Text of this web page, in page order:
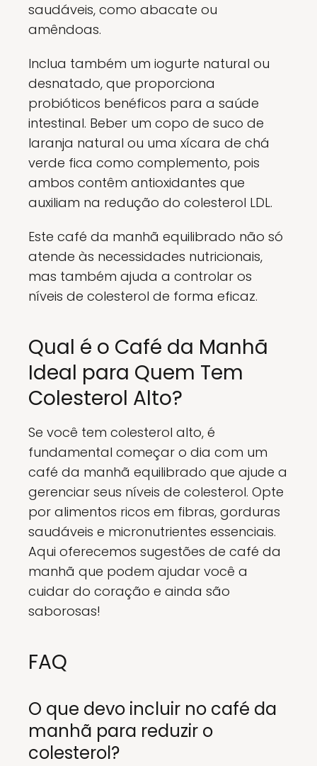
saudáveis, como abacate ou
amêndoas.
Inclua também um iogurte natural ou
desnatado, que proporciona
probióticos benéficos para a saúde
intestinal. Beber um copo de suco de
laranja natural ou uma xícara de chá
verde fica como complemento, pois
ambos contêm antioxidantes que
auxiliam na redução do colesterol LDL.
Este café da manhã equilibrado não só
atende às necessidades nutricionais,
mas também ajuda a controlar os
níveis de colesterol de forma eficaz.
Qual é o Café da Manhã
Ideal para Quem Tem
Colesterol Alto?
Se você tem colesterol alto, é
fundamental começar o dia com um
café da manhã equilibrado que ajude a
gerenciar seus níveis de colesterol. Opte
por alimentos ricos em fibras, gorduras
saudáveis e micronutrientes essenciais.
Aqui oferecemos sugestões de café da
manhã que podem ajudar você a
cuidar do coração e ainda são
saborosas!
FAQ
O que devo incluir no café da
manhã para reduzir o
colesterol?